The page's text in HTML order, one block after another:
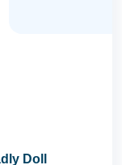
Doll